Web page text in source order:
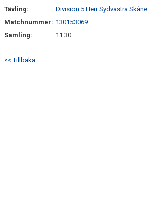
Tävling:
Division 5 Herr Sydvästra Skåne
Matchnummer: 130153069
Samling:
11:30
<< Tillbaka